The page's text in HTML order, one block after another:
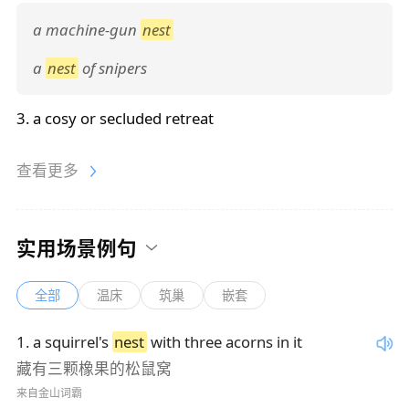
a machine-gun nest
a nest of snipers
3. a cosy or secluded retreat
查看更多
实用场景例句
全部 温床 筑巢 嵌套
1 .a squirrel's nest with three acorns in it
藏有三颗橡果的松鼠窝
来自金山词霸